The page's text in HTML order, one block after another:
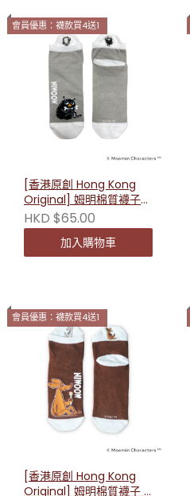
會員優惠：襪款買4送1
[香港原創 Hong Kong
Original] 姆明棉質襪子-
短款(史丁奇) 230214
HKD $65.00
加入購物車
會員優惠：襪款買4送1
[香港原創 Hong Kong
Original] 姆明棉質襪子 -